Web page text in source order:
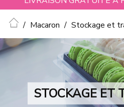
Accueil
Macaron Stockage et
STOCKAGE ET